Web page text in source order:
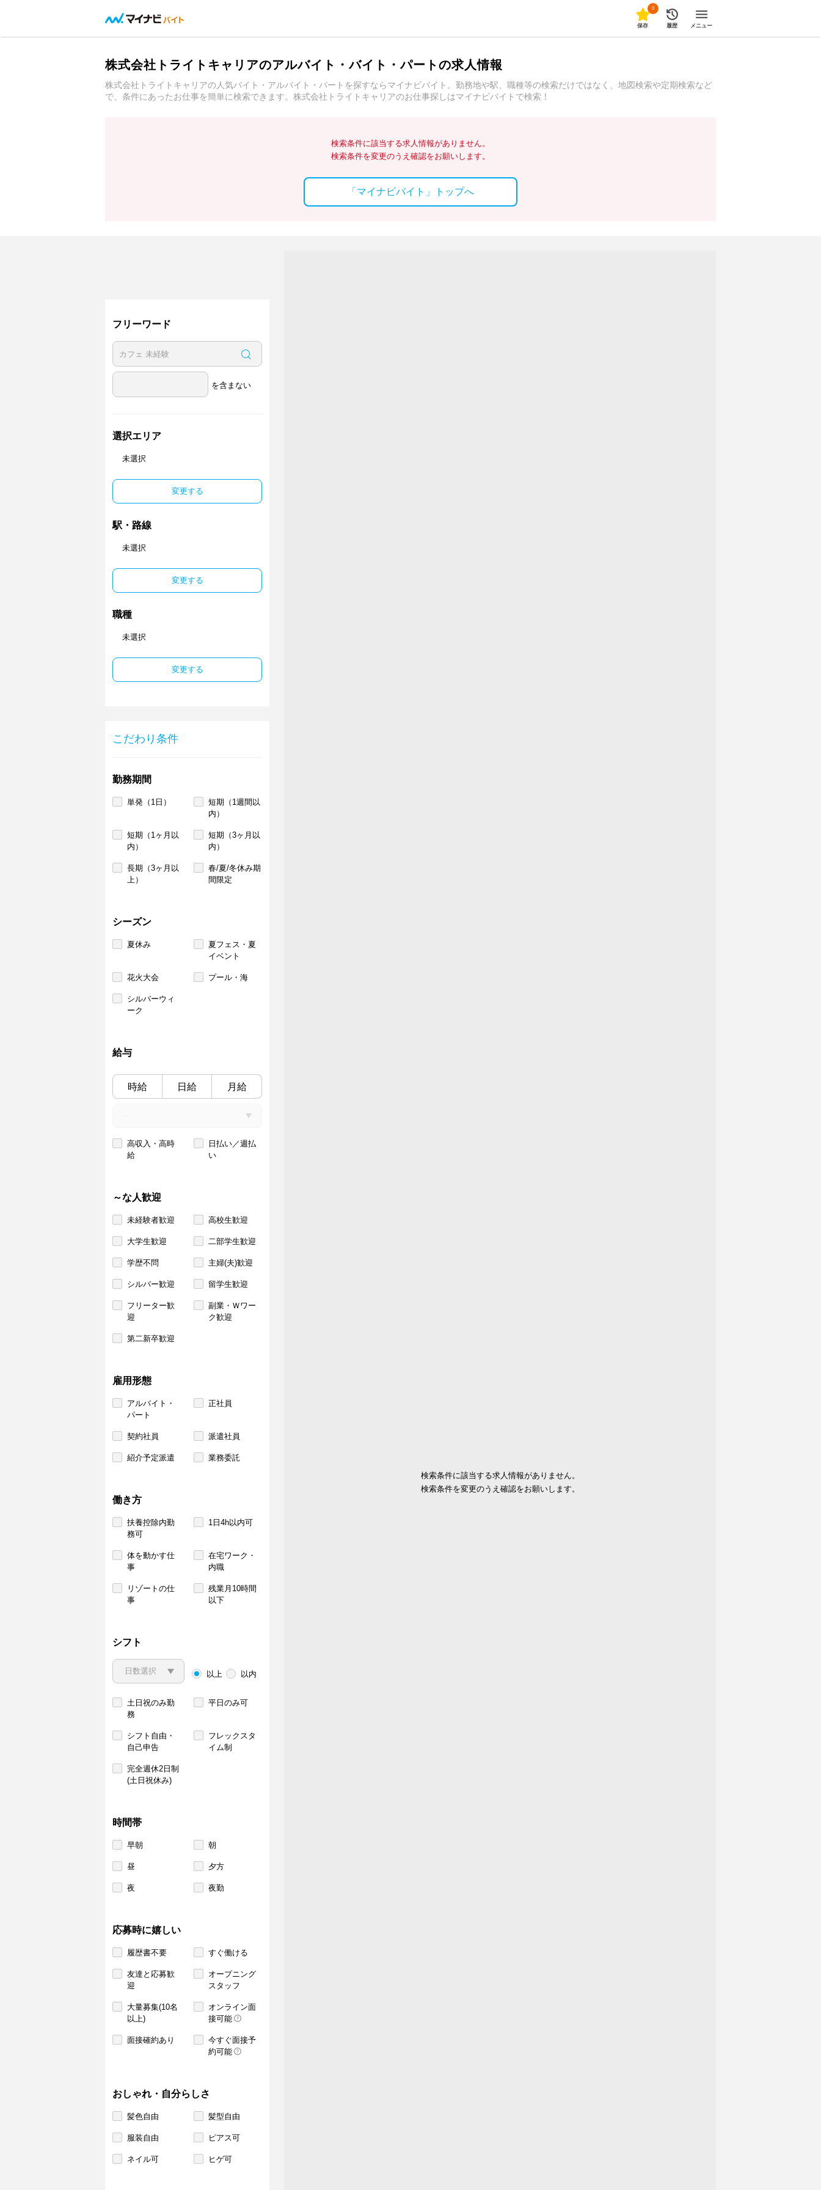
0
保存 履歴 メニュー
株式会社トライトキャリアのアルバイト・バイト・パートの求人情報
株式会社トライトキャリアの人気バイト・アルバイト・パートを探すならマイナビバイト。勤務地や駅、職種等の検索だけではなく、地図検索や定期検索など
で、条件にあったお仕事を簡単に検索できます。株式会社トライトキャリアのお仕事探しはマイナビバイトで検索！
検索条件に該当する求人情報がありません。
検索条件を変更のうえ確認をお願いします。
「マイナビバイト」トップへ
フリーワード
を含まない
選択エリア
未選択
変更する
駅・路線
未選択
変更する
職種
未選択
変更する
こだわり条件
勤務期間
単発（1日）
短期（1週間以
内）
短期（1ヶ月以
内）
短期（3ヶ月以
内）
長期（3ヶ月以
上）
春/夏/冬休み期
間限定
シーズン
夏休み
夏フェス・夏
イベント
花火大会 プール・海
シルバーウィ
ーク
給与
時給 日給 月給
高収入・高時
給
日払い／週払
い
～な人歓迎
未経験者歓迎 高校生歓迎
大学生歓迎 二部学生歓迎
学歴不問 主婦(夫)歓迎
シルバー歓迎 留学生歓迎
フリーター歓
迎
副業・Ｗワー
ク歓迎
第二新卒歓迎
雇用形態
アルバイト・
パート
正社員
契約社員 派遣社員
紹介予定派遣 業務委託
働き方
扶養控除内勤
務可
1日4h以内可
体を動かす仕
事
在宅ワーク・
内職
リゾートの仕
事
残業月10時間
以下
シフト
以上 以内
土日祝のみ勤
務
平日のみ可
シフト自由・
自己申告
フレックスタ
イム制
完全週休2日制
(土日祝休み)
時間帯
早朝 朝
昼 夕方
夜 夜勤
応募時に嬉しい
履歴書不要 すぐ働ける
友達と応募歓
迎
オープニング
スタッフ
大量募集(10名
以上)
オンライン面
接可能
面接確約あり
今すぐ面接予
約可能
おしゃれ・自分らしさ
髪色自由 髪型自由
服装自由 ピアス可
ネイル可 ヒゲ可
検索条件に該当する求人情報がありません。
検索条件を変更のうえ確認をお願いします。